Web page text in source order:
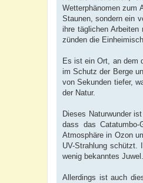
Wetterphänomen zum
Staunen, sondern ein
ihre täglichen
zünden die
Es ist ein Ort, an dem
im Schutz der Berge
von Sekunden tiefer,
der Natur.
Dieses Naturwunder
dass das
Atmosphäre in Ozon
UV-Strahlung schützt.
wenig bekanntes Juwel.
Allerdings ist auch